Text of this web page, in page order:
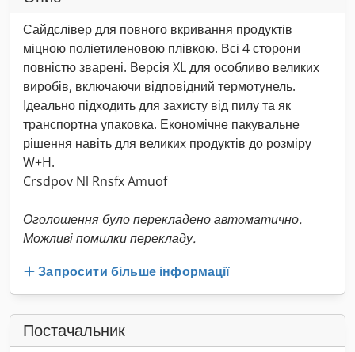
Сайдслівер для повного вкривання продуктів
міцною поліетиленовою плівкою. Всі 4 сторони
повністю зварені. Версія XL для особливо великих
виробів, включаючи відповідний термотунель.
Ідеально підходить для захисту від пилу та як
транспортна упаковка. Економічне пакувальне
рішення навіть для великих продуктів до розміру
W+H.
Crsdpov Nl Rnsfx Amuof
Оголошення було перекладено автоматично.
Можливі помилки перекладу.
Запросити більше інформації
Постачальник